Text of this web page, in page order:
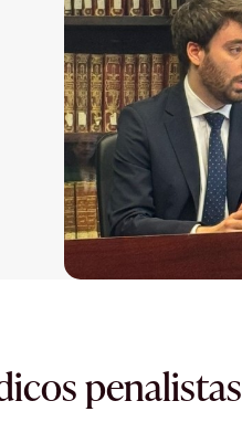
penalistas